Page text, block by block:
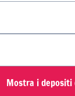
Mostra i